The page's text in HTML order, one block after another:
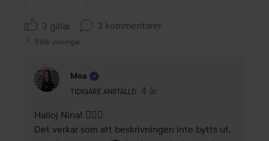
3 gillar 3 kommentarer
5166 visningar
Moa
TIDIGARE ANSTÄLLD
Användarens roll: Tidigare anställd.
4 år
Kommentaren lades 4 år
Halloj Nina! 🙋🏼‍♀️
Det verkar som att beskrivningen inte bytts ut,